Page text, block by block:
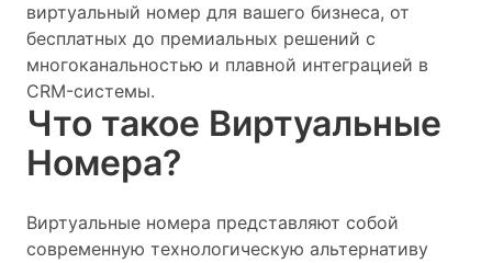
виртуальный номер для вашего бизнеса, от
бесплатных до премиальных решений с
многоканальностью и плавной интеграцией в
CRM-системы.
Что такое Виртуальные
Номера?
Виртуальные номера представляют собой
современную технологическую альтернативу